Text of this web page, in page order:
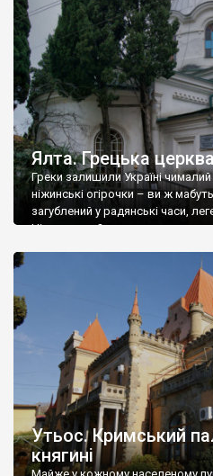
Ялта. Грецька
Греки залишили Україні
ніжинські огірочки – ви ж
загублений у радянські часи,
Ніжин греки?
Утьос. Кримський
княгині